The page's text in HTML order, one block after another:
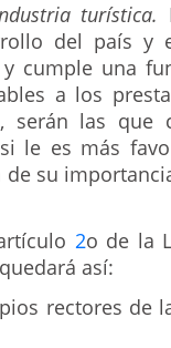
turística.
del país y
cumple una
a los
serán las que
le es más
su
2o de la
así:
rectores de